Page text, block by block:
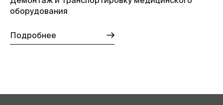
оборудования
Подробнее